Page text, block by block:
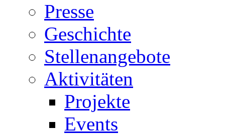
Presse
Geschichte
Stellenangebote
Aktivitäten
Projekte
Events